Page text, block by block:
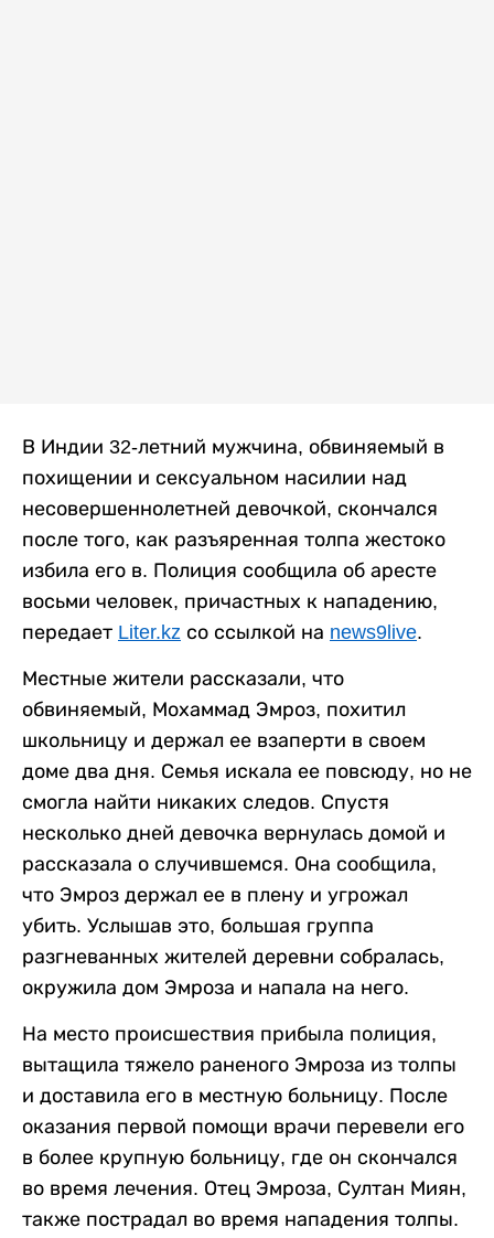
В Индии 32-летний мужчина, обвиняемый в
похищении и сексуальном насилии над
несовершеннолетней девочкой, скончался
после того, как разъяренная толпа жестоко
избила его в. Полиция сообщила об аресте
восьми человек, причастных к нападению,
передает Liter.kz со ссылкой на news9live.
Местные жители рассказали, что
обвиняемый, Мохаммад Эмроз, похитил
школьницу и держал ее взаперти в своем
доме два дня. Семья искала ее повсюду, но не
смогла найти никаких следов. Спустя
несколько дней девочка вернулась домой и
рассказала о случившемся. Она сообщила,
что Эмроз держал ее в плену и угрожал
убить. Услышав это, большая группа
разгневанных жителей деревни собралась,
окружила дом Эмроза и напала на него.
На место происшествия прибыла полиция,
вытащила тяжело раненого Эмроза из толпы
и доставила его в местную больницу. После
оказания первой помощи врачи перевели его
в более крупную больницу, где он скончался
во время лечения. Отец Эмроза, Султан Миян,
также пострадал во время нападения толпы.